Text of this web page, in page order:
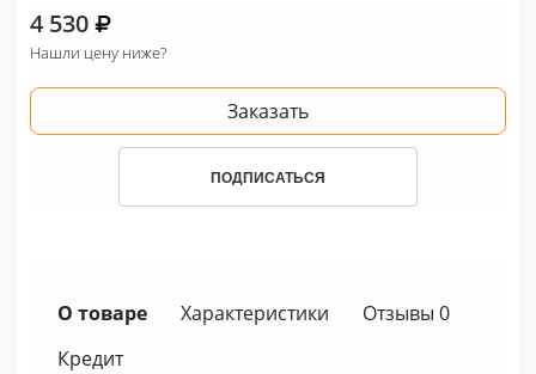
4 530
Нашли цену ниже?
Заказать
ПОДПИСАТЬСЯ
О товаре Характеристики
Отзывы 0
Кредит